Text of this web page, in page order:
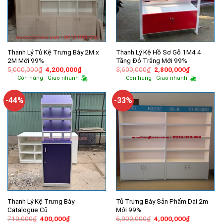
Thanh Lý Tủ Kệ Trưng Bày 2M x
2M Mới 99%
5,000,000₫ Giá
gốc
là:
4,200,000₫Giá
hiện
tại
4,200,000₫.
Còn hàng - Giao nhanh
Thanh Lý Kệ Hồ Sơ Gỗ 1M4 4
Tầng Đỏ Trắng Mới 99%
3,600,000₫ Giá
gốc
là:
2,800,000₫Giá
hiện
tại
Còn hàng - Giao nhanh
-44%
Thanh Lý Kệ Trưng Bày
Catalogue Cũ
710,000₫ Giá
400,000₫Giá
-33%
Tủ Trưng Bày Sản Phẩm Dài 2m
Mới 99%
6,000,000₫ Giá
4,000,000₫Giá